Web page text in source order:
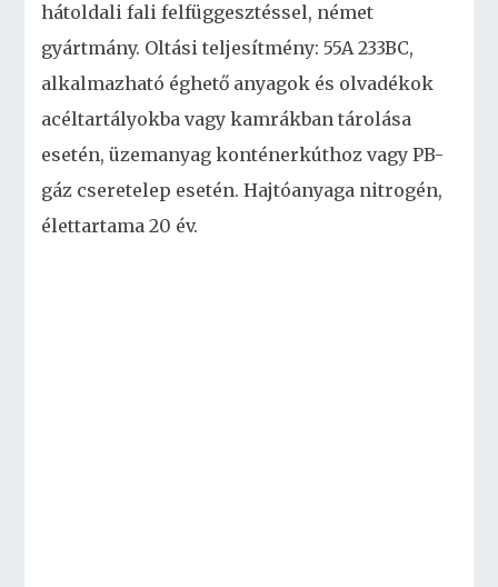
hátoldali fali felfüggesztéssel, német
gyártmány. Oltási teljesítmény: 55A 233BC,
alkalmazható éghető anyagok és olvadékok
acéltartályokba vagy kamrákban tárolása
esetén, üzemanyag konténerkúthoz vagy PB-
gáz cseretelep esetén. Hajtóanyaga nitrogén,
élettartama 20 év.